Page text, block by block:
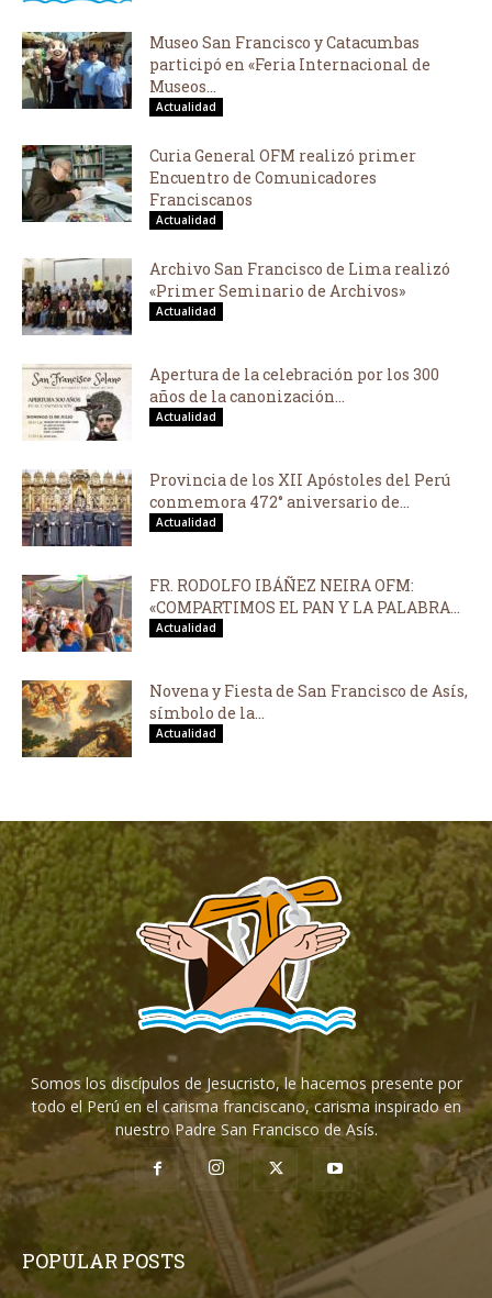
Museo San Francisco y Catacumbas
participó en «Feria Internacional de
Museos...
Actualidad
Curia General OFM realizó primer
Encuentro de Comunicadores
Franciscanos
Actualidad
Archivo San Francisco de Lima realizó
«Primer Seminario de Archivos»
Actualidad
Apertura de la celebración por los 300
años de la canonización...
Actualidad
Provincia de los XII Apóstoles del Perú
conmemora 472° aniversario de...
Actualidad
FR. RODOLFO IBÁÑEZ NEIRA OFM:
«COMPARTIMOS EL PAN Y LA PALABRA...
Actualidad
Novena y Fiesta de San Francisco de Asís,
símbolo de la...
Actualidad
Somos los discípulos de Jesucristo, le hacemos presente por
todo el Perú en el carisma franciscano, carisma inspirado en
nuestro Padre San Francisco de Asís.
POPULAR POSTS